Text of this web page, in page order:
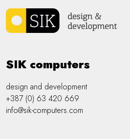
SIK computers
design and development
+387 (0) 63 420 669
info@sik-computers.com